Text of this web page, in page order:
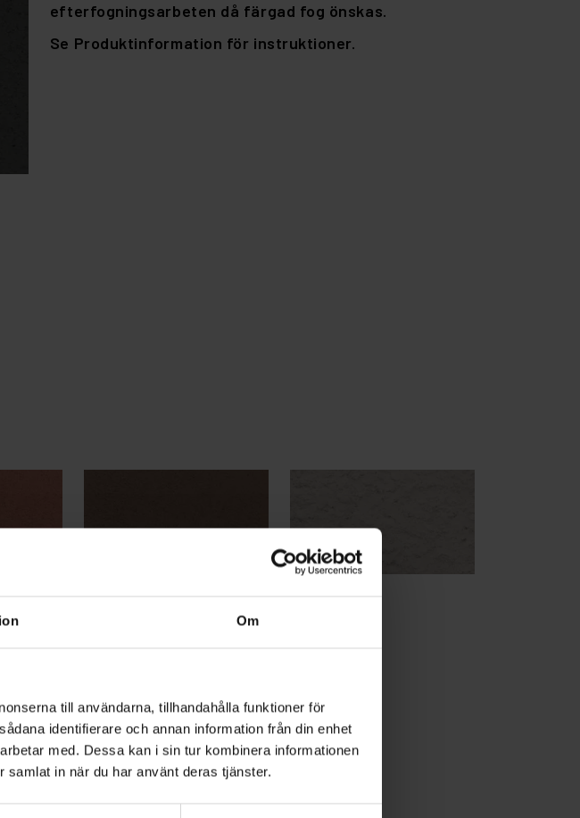
Om
till användarna, tillhandahålla funktioner för
identifierare och annan information från din enhet
med. Dessa kan i sin tur kombinera informationen
samlat in när du har använt deras tjänster.
efterfogningsarbeten då färgad fog önskas.
Se Produktinformation för instruktioner.
–
Massivstensbruk M2,5 –
Grums 310